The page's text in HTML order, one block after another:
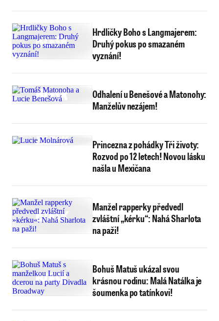
Hrdličky Boho s Langmajerem:
Druhý pokus po smazaném
vyznání!
Odhalení u Benešové a Matonohy:
Manželův nezájem!
Princezna z pohádky Tři životy:
Rozvod po 12 letech! Novou lásku
našla u Mexičana
Manžel rapperky předvedl
zvláštní „kérku“: Nahá Sharlota
na paži!
Bohuš Matuš ukázal svou
krásnou rodinu: Malá Natálka je
šoumenka po tatínkovi!